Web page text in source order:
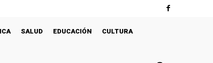
SALUD EDUCACIÓN
CULTURA